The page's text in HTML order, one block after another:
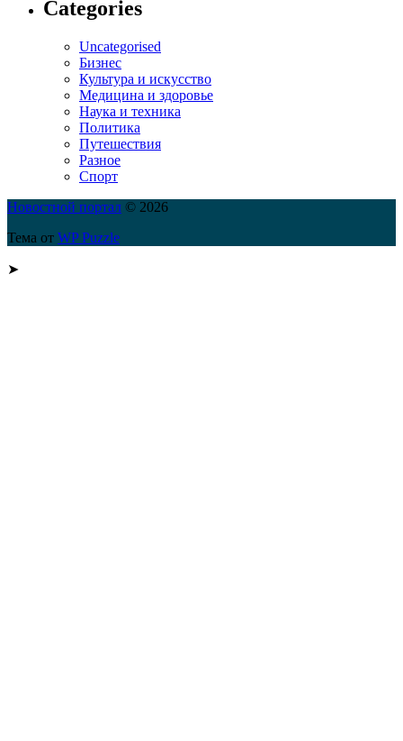
Categories
Uncategorised
Бизнес
Культура и искусство
Медицина и здоровье
Наука и техника
Политика
Путешествия
Разное
Спорт
Новостной портал © 2026
Тема от WP Puzzle
➤